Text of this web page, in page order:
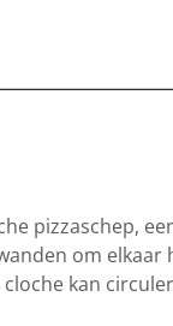
pizzaschep,
om
kan